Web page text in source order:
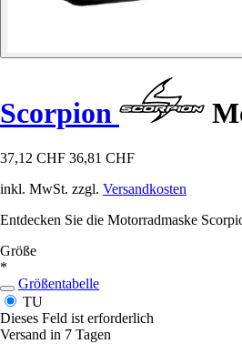
Scorpion
37,12 CHF 36,81 CHF
inkl. MwSt. zzgl. Versandkosten
Entdecken Sie die Motorradmaske
Größe
*
Größentabelle
TU
Dieses Feld ist erforderlich
Versand in 7 Tagen